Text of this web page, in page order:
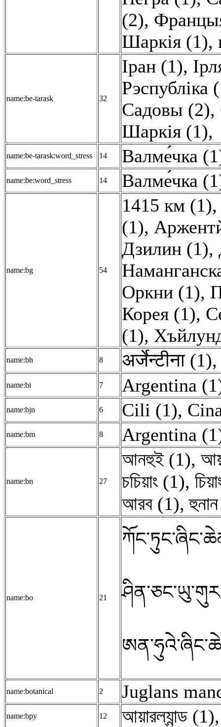
(2),
Шаркія (1),
name:be-tarask 32
Іран (1),
Рэспубліка
Садовы (2),
Шаркія (1),
name:be-tarask:word_stress 14 Валме́чка
name:be:word_stress 14 Валме́чка
name:bg 54
1415 км (1)
(1),
Дзилин (1),
Оркни (1),
Корея (1),
(1),
name:bh 8 अर्जेन्टीना (1)
name:bi 7 Argentina
name:bjn 6 Cili (1),
name:bm 8 Argentina
name:bn 27
আনহুই (1),
চচিয়াং (1),
আরব (1),
name:bo 21
name:botanical 2 Juglans
name:bpy 12 আয়ারল্যান্ড (1)